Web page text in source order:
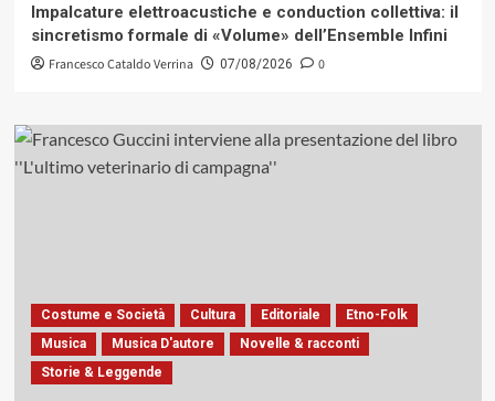
Impalcature elettroacustiche e conduction collettiva: il
sincretismo formale di «Volume» dell’Ensemble Infini
Francesco Cataldo Verrina 07/08/2026 0
Costume e Società Cultura Editoriale
Etno-Folk
Musica
Musica D'autore
Novelle & racconti
Storie & Leggende